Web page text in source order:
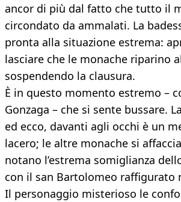
ancor di più dal fatto che tutto il
circondato da ammalati. La
pronta alla situazione estrema:
lasciare che le monache riparino
sospendendo la clausura.
È in questo momento estremo –
Gonzaga – che si sente bussare.
ed ecco, davanti agli occhi è un
lacero; le altre monache si
notano l’estrema somiglianza
con il san Bartolomeo raffigurato
Il personaggio misterioso le